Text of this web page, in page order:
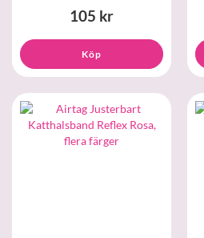
105 kr
Köp